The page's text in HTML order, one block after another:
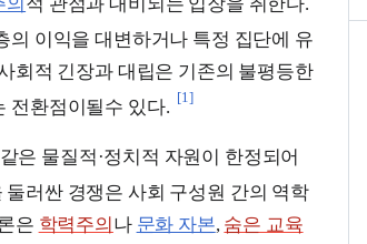
의 이익을 대변하거나 특정 집단에 유
회적 긴장과 대립은 기존의 불평등한
전환점이될수 있다.
[1]
은 물질적·정치적 자원이 한정되어
둘러싼 경쟁은 사회 구성원 간의 역학
은 학력주의 나 문화 자본, 숨은 교육